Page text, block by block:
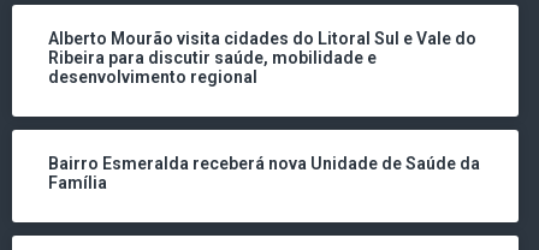
Alberto Mourão visita cidades do Litoral Sul e Vale do
Ribeira para discutir saúde, mobilidade e
desenvolvimento regional
Bairro Esmeralda receberá nova Unidade de Saúde da
Família